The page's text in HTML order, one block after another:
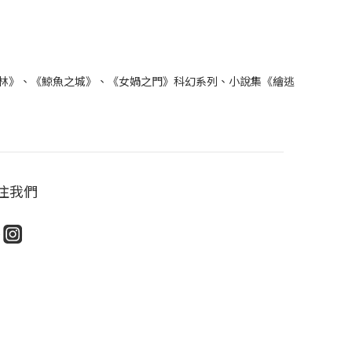
、《鯨魚之城》、《女媧之門》科幻系列、小說集《繪逃
我們